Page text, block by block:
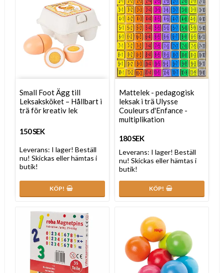
Small Foot Ägg till
Leksaksköket – Hållbart i
trä för kreativ lek
150 SEK
Leverans: I lager! Beställ
nu! Skickas eller hämtas i
butik!
KÖP!
Mattelek - pedagogisk
leksak i trä Ulysse
Couleurs d'Enfance -
multiplikation
180 SEK
Leverans: I lager! Beställ
nu! Skickas eller hämtas i
butik!
KÖP!